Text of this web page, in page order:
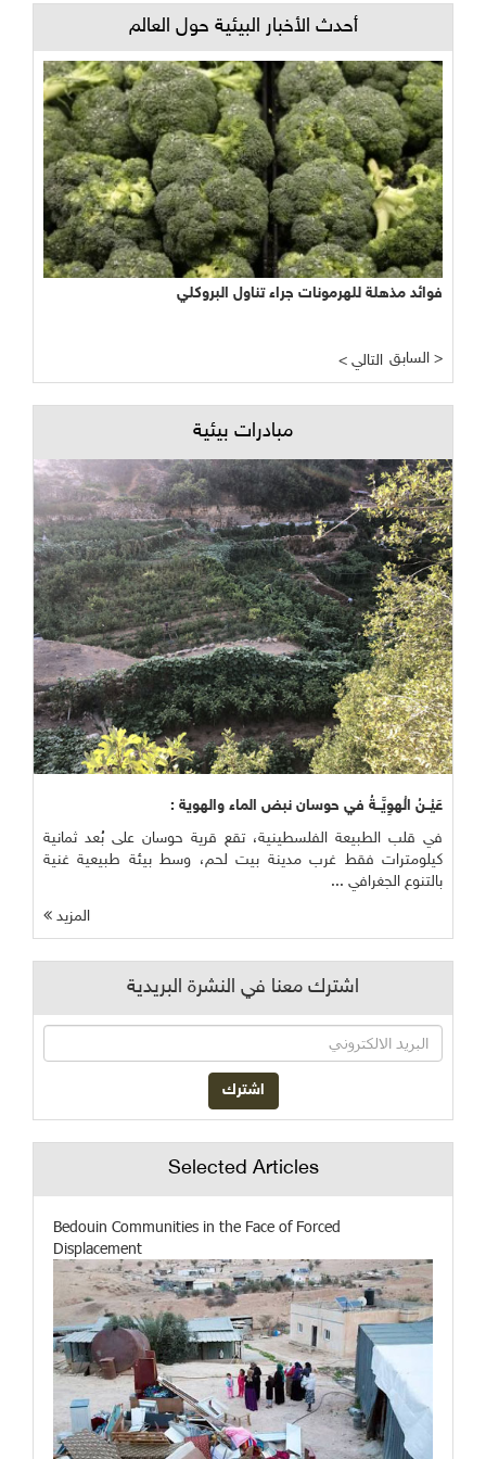
أحدث الأخبار البيئية حول العالم
فوائد مذهلة للهرمونات جراء تناول البروكلي
< التالي السابق >
مبادرات بيئية
عَيْــنُ الْهوِيَّــةُ في حوسان نبض الماء والهوية :
في قلب الطبيعة الفلسطينية، تقع قرية حوسان على بُعد ثمانية
كيلومترات فقط غرب مدينة بيت لحم، وسط بيئة طبيعية غنية
بالتنوع الجغرافي ...
المزيد
اشترك معنا في النشرة البريدية
Selected Articles
Bedouin Communities in the Face of Forced
Displacement